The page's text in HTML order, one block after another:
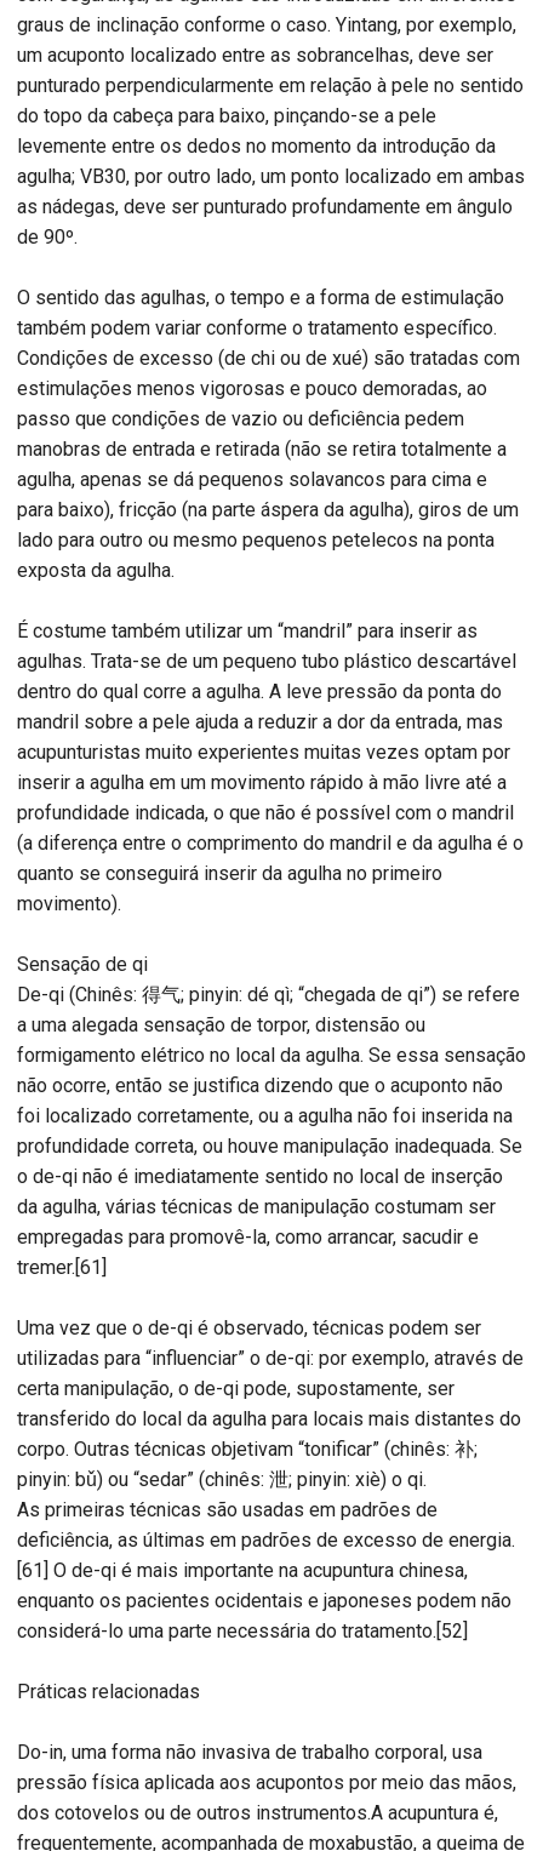
graus de inclinação conforme o caso. Yintang, por exemplo,
um acuponto localizado entre as sobrancelhas, deve ser
punturado perpendicularmente em relação à pele no sentido
do topo da cabeça para baixo, pinçando-se a pele
levemente entre os dedos no momento da introdução da
agulha; VB30, por outro lado, um ponto localizado em ambas
as nádegas, deve ser punturado profundamente em ângulo
de 90º.
O sentido das agulhas, o tempo e a forma de estimulação
também podem variar conforme o tratamento específico.
Condições de excesso (de chi ou de xué) são tratadas com
estimulações menos vigorosas e pouco demoradas, ao
passo que condições de vazio ou deficiência pedem
manobras de entrada e retirada (não se retira totalmente a
agulha, apenas se dá pequenos solavancos para cima e
para baixo), fricção (na parte áspera da agulha), giros de um
lado para outro ou mesmo pequenos petelecos na ponta
exposta da agulha.
É costume também utilizar um “mandril” para inserir as
agulhas. Trata-se de um pequeno tubo plástico descartável
dentro do qual corre a agulha. A leve pressão da ponta do
mandril sobre a pele ajuda a reduzir a dor da entrada, mas
acupunturistas muito experientes muitas vezes optam por
inserir a agulha em um movimento rápido à mão livre até a
profundidade indicada, o que não é possível com o mandril
(a diferença entre o comprimento do mandril e da agulha é o
quanto se conseguirá inserir da agulha no primeiro
movimento).
Sensação de qi
De-qi (Chinês: 得气; pinyin: dé qì; “chegada de qi”) se refere
a uma alegada sensação de torpor, distensão ou
formigamento elétrico no local da agulha. Se essa sensação
não ocorre, então se justifica dizendo que o acuponto não
foi localizado corretamente, ou a agulha não foi inserida na
profundidade correta, ou houve manipulação inadequada. Se
o de-qi não é imediatamente sentido no local de inserção
da agulha, várias técnicas de manipulação costumam ser
empregadas para promovê-la, como arrancar, sacudir e
tremer.[61]
Uma vez que o de-qi é observado, técnicas podem ser
utilizadas para “influenciar” o de-qi: por exemplo, através de
certa manipulação, o de-qi pode, supostamente, ser
transferido do local da agulha para locais mais distantes do
corpo. Outras técnicas objetivam “tonificar” (chinês: 补;
pinyin: bǔ) ou “sedar” (chinês: 泄; pinyin: xiè) o qi.
As primeiras técnicas são usadas em padrões de
deficiência, as últimas em padrões de excesso de energia.
[61] O de-qi é mais importante na acupuntura chinesa,
enquanto os pacientes ocidentais e japoneses podem não
considerá-lo uma parte necessária do tratamento.[52]
Práticas relacionadas
Do-in, uma forma não invasiva de trabalho corporal, usa
pressão física aplicada aos acupontos por meio das mãos,
dos cotovelos ou de outros instrumentos.A acupuntura é,
frequentemente, acompanhada de moxabustão, a queima de